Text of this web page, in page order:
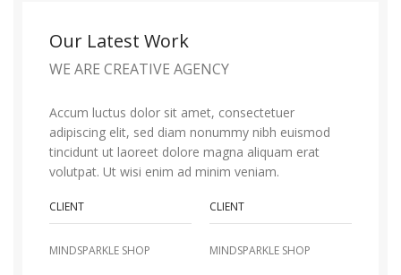
Our Latest Work
WE ARE CREATIVE AGENCY
Accum luctus dolor sit amet, consectetuer
adipiscing elit, sed diam nonummy nibh euismod
tincidunt ut laoreet dolore magna aliquam erat
volutpat. Ut wisi enim ad minim veniam.
CLIENT
MINDSPARKLE SHOP
CLIENT
MINDSPARKLE SHOP